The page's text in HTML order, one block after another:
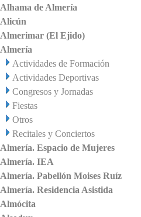
Alhama de Almería
Alicún
Almerimar (El Ejido)
Almería
Actividades de Formación
Actividades Deportivas
Congresos y Jornadas
Fiestas
Otros
Recitales y Conciertos
Almería. Espacio de Mujeres
Almería. IEA
Almería. Pabellón Moises Ruíz
Almería. Residencia Asistida
Almócita